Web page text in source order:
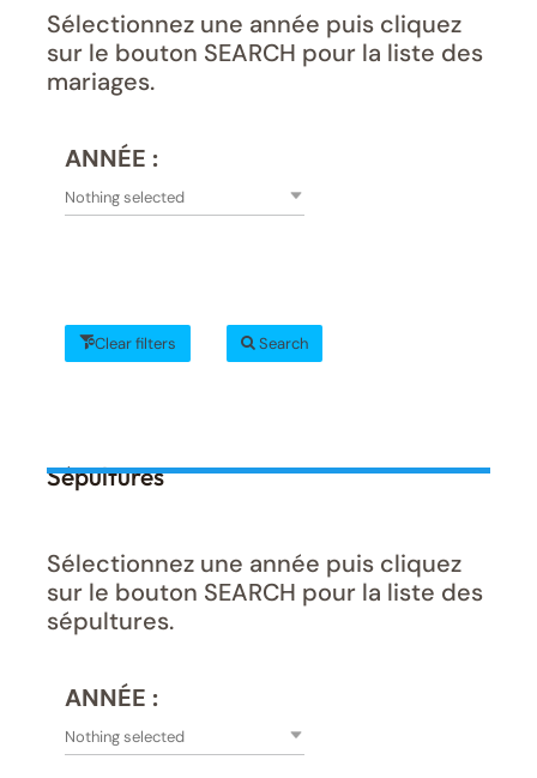
Sélectionnez une année puis cliquez
sur le bouton SEARCH pour la liste des
mariages.
ANNÉE :
Nothing selected
Clear filters Search
Sépultures
Sélectionnez une année puis cliquez
sur le bouton SEARCH pour la liste des
sépultures.
ANNÉE :
Nothing selected